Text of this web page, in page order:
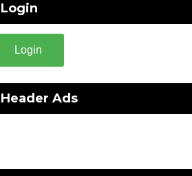
Login
Login
Header Ads